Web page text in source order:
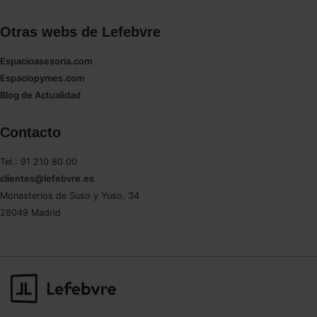
Otras webs de Lefebvre
Espacioasesoria.com
Espaciopymes.com
Blog de Actualidad
Contacto
Tel.: 91 210 80 00
clientes@lefebvre.es
Monasterios de Suso y Yuso, 34
28049 Madrid